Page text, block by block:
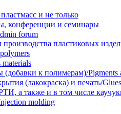
и не только
конференции и семинары
forum
пластиковых
к полимерам)/Pigments
(лакокраска) и печать/
а также и в том числе
molding